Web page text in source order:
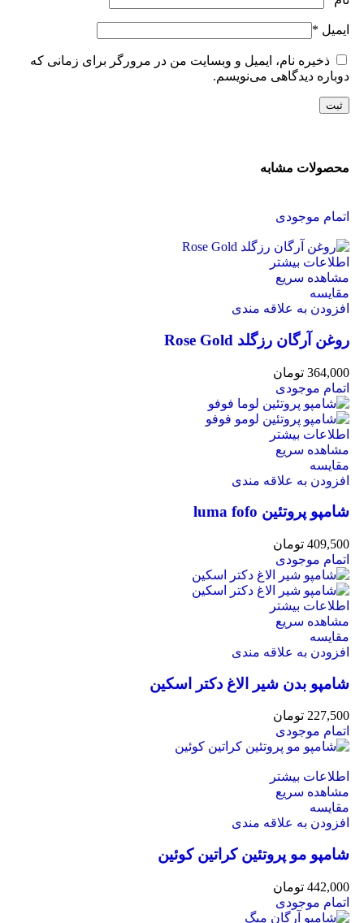
ایمیل *
ذخیره نام، ایمیل و وبسایت من در مرورگر برای زمانی که
دوباره دیدگاهی می‌نویسم.
محصولات مشابه
اتمام موجودی
اطلاعات بیشتر
مشاهده سریع
مقایسه
افزودن به علاقه مندی
روغن آرگان رزگلد Rose Gold
364,000 تومان
اتمام موجودی
اطلاعات بیشتر
مشاهده سریع
مقایسه
افزودن به علاقه مندی
شامپو پروتئین luma fofo
409,500 تومان
اتمام موجودی
اطلاعات بیشتر
مشاهده سریع
مقایسه
افزودن به علاقه مندی
شامپو بدن شیر الاغ دکتر اسکین
227,500 تومان
اتمام موجودی
اطلاعات بیشتر
مشاهده سریع
مقایسه
افزودن به علاقه مندی
شامپو مو پروتئین کراتین کوئین
442,000 تومان
اتمام موجودی